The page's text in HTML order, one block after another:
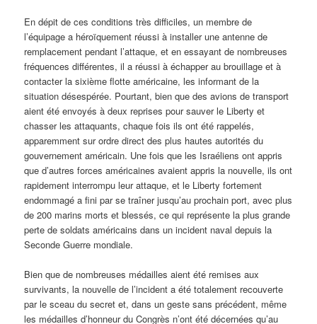
En dépit de ces conditions très difficiles, un membre de
l’équipage a héroïquement réussi à installer une antenne de
remplacement pendant l’attaque, et en essayant de nombreuses
fréquences différentes, il a réussi à échapper au brouillage et à
contacter la sixième flotte américaine, les informant de la
situation désespérée. Pourtant, bien que des avions de transport
aient été envoyés à deux reprises pour sauver le Liberty et
chasser les attaquants, chaque fois ils ont été rappelés,
apparemment sur ordre direct des plus hautes autorités du
gouvernement américain. Une fois que les Israéliens ont appris
que d’autres forces américaines avaient appris la nouvelle, ils ont
rapidement interrompu leur attaque, et le Liberty fortement
endommagé a fini par se traîner jusqu’au prochain port, avec plus
de 200 marins morts et blessés, ce qui représente la plus grande
perte de soldats américains dans un incident naval depuis la
Seconde Guerre mondiale.
Bien que de nombreuses médailles aient été remises aux
survivants, la nouvelle de l’incident a été totalement recouverte
par le sceau du secret et, dans un geste sans précédent, même
les médailles d’honneur du Congrès n’ont été décernées qu’au